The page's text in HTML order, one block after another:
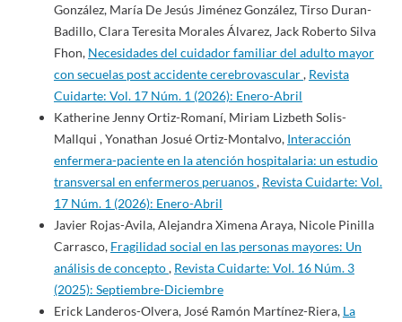
González, María De Jesús Jiménez González, Tirso Duran-
Badillo, Clara Teresita Morales Álvarez, Jack Roberto Silva
Fhon, Necesidades del cuidador familiar del adulto mayor
con secuelas post accidente cerebrovascular, Revista
Cuidarte: Vol. 17 Núm. 1 (2026): Enero-Abril
Katherine Jenny Ortiz-Romaní, Miriam Lizbeth Solis-
Mallqui , Yonathan Josué Ortiz-Montalvo, Interacción
enfermera-paciente en la atención hospitalaria: un estudio
transversal en enfermeros peruanos, Revista Cuidarte: Vol.
17 Núm. 1 (2026): Enero-Abril
Javier Rojas-Avila, Alejandra Ximena Araya, Nicole Pinilla
Carrasco, Fragilidad social en las personas mayores: Un
análisis de concepto, Revista Cuidarte: Vol. 16 Núm. 3
(2025): Septiembre-Diciembre
Erick Landeros-Olvera, José Ramón Martínez-Riera, La